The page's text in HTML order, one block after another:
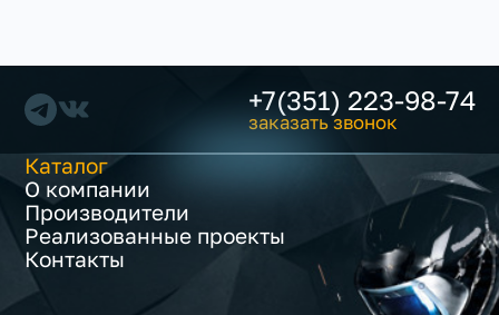
+7(351) 223-98-74
заказать звонок
Каталог
О компании
Производители
Реализованные проекты
Контакты